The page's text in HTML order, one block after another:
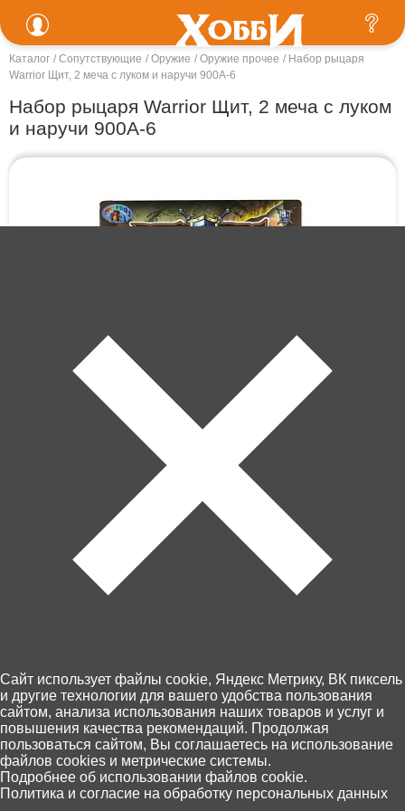
Каталог Сопутствующие Оружие Оружие прочее
Набор рыцаря
Warrior Щит, 2 меча с луком и наручи 900A-6
Набор рыцаря Warrior Щит, 2 меча с луком
и наручи 900A-6
Забрать сегодня!
В наличии в 1 магазинах
Пункты выдачи Хоббит
Главная Каталог Корзина
0
Избранное Поиск
Cайт использует файлы cookie, Яндекс Метрику, ВК пиксель
и другие технологии для вашего удобства пользования
сайтом, анализа использования наших товаров и услуг и
повышения качества рекомендаций. Продолжая
пользоваться сайтом, Вы соглашаетесь на использование
файлов cookies и метрические системы.
Подробнее об использовании файлов cookie.
Политика и согласие на обработку персональных данных